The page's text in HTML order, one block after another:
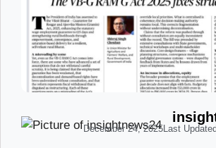
December 24, 2025Last